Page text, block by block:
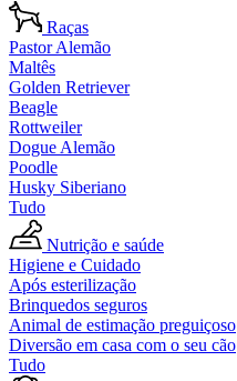
Raças
Pastor Alemão
Maltês
Golden Retriever
Beagle
Rottweiler
Dogue Alemão
Poodle
Husky Siberiano
Tudo
Nutrição e saúde
Higiene e Cuidado
Após esterilização
Brinquedos seguros
Animal de estimação preguiçoso
Diversão em casa com o seu cão
Tudo